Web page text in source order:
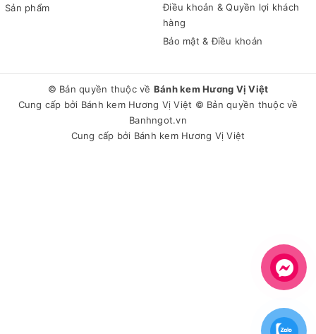
Sản phẩm
Điều khoản & Quyền lợi khách
hàng
Bảo mật & Điều khoản
© Bản quyền thuộc về Bánh kem Hương Vị Việt
Cung cấp bởi Bánh kem Hương Vị Việt © Bản quyền thuộc về
Banhngot.vn
Cung cấp bởi Bánh kem Hương Vị Việt